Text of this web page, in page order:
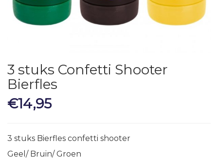
3 stuks Confetti Shooter
Bierfles
€14,95
3 stuks Bierfles confetti shooter
Geel/ Bruin/ Groen